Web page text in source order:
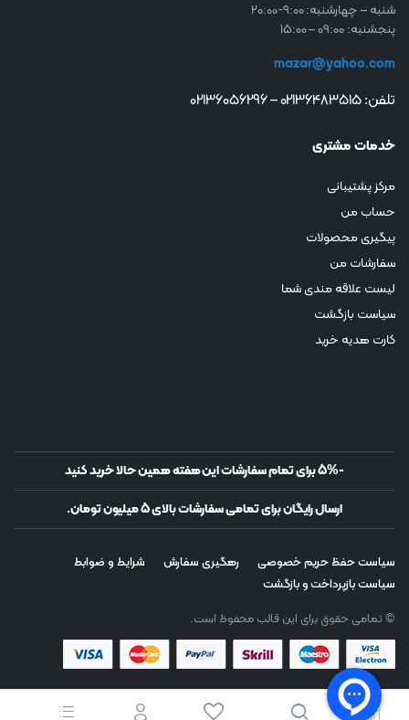
شنبه – چهارشنبه: 9:00-20:00
پنجشنبه: 09:00 – 15:00
mazar@yahoo.com
تلفن: 02136483515 – 02136056296
خدمات مشتری
مرکز پشتیبانی
حساب من
پیگیری محصولات
سفارشات من
لیست علاقه مندی شما
سیاست بازگشت
کارت هدیه خرید
-5% برای تمام سفارشات این هفته همین حالا خرید کنید
ارسال رایگان برای تمامی سفارشات بالای 5 میلیون تومان.
سیاست حفظ حریم خصوصی رهگیری سفارش
شرایط و ضوابط
سیاست بازپرداخت و بازگشت
© تمامی حقوق برای این قالب محفوظ است.
دانلود اپلیکیشن روی موبایل